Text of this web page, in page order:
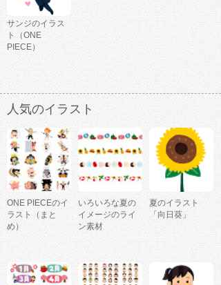
サンジのイラス
ト（ONE
PIECE）
人気のイラスト
ONE PIECEのイ
ラスト（まと
め）
いろいろな夏の
イメージのライ
ン素材
夏のイラスト
「向日葵」